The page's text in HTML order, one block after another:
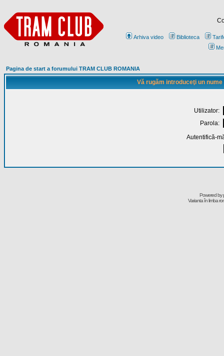
Arhiva video Biblioteca
Pagina de start a forumului TRAM CLUB ROMANIA
Vă rugăm introduceţi un
Utilizator:
Parola:
Autentifică-
Powered by
Varianta în limba